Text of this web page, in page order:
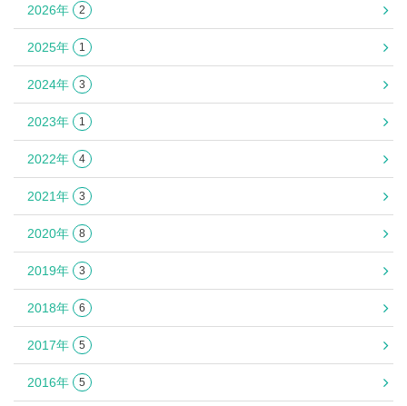
2026年 2
2025年 1
2024年 3
2023年 1
2022年 4
2021年 3
2020年 8
2019年 3
2018年 6
2017年 5
2016年 5